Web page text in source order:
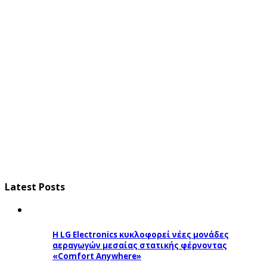
Latest Posts
Η LG Electronics κυκλοφορεί νέες μονάδες
αεραγωγών μεσαίας στατικής φέρνοντας
«Comfort Anywhere»